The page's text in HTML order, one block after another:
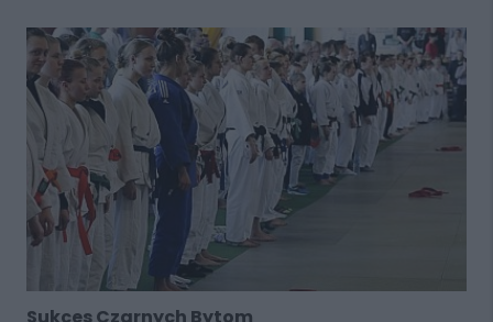
Sukces Czarnych Bytom